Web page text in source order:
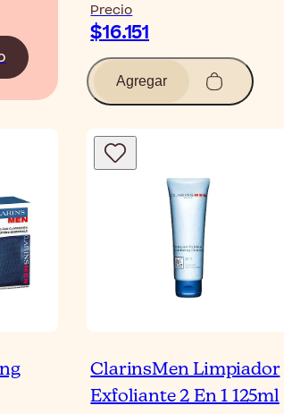
Precio
$16.151
Agregar
ClarinsMen Limpiador
Exfoliante 2 En 1 125ml